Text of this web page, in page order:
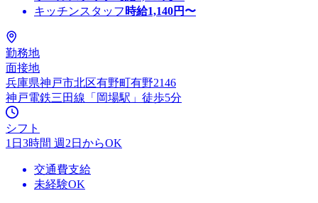
キッチンスタッフ 時給1,140円〜
勤務地
面接地
兵庫県神戸市北区有野町有野2146
神戸電鉄三田線「岡場駅」徒歩5分
シフト
1日3時間 週2日からOK
交通費支給
未経験OK